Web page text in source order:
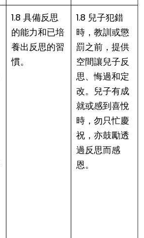
1.8 具備反思
的能力和已培
養出反思的習
慣。
1.8 兒子犯錯
時，教訓或懲
罰之前，提供
空間讓兒子反
思、悔過和定
改。兒子有成
就或感到喜悅
時，勿只忙慶
祝，亦鼓勵透
過反思而感
恩。